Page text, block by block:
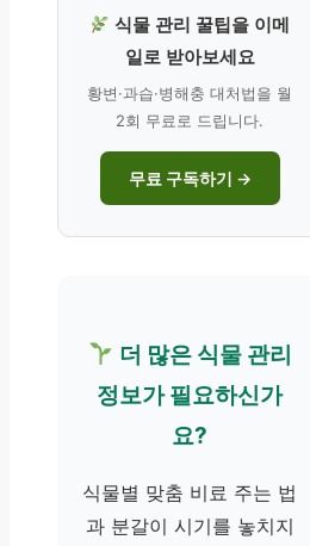
식물 관리 꿀팁을 이메
일로 받아보세요
황변·과습·병해충 대처법을 월
2회 무료로 드립니다.
무료 구독하기 →
더 많은 식물 관리
정보가 필요하신가
요?
식물별 맞춤 비료 주는 법
과 분갈이 시기를 놓치지